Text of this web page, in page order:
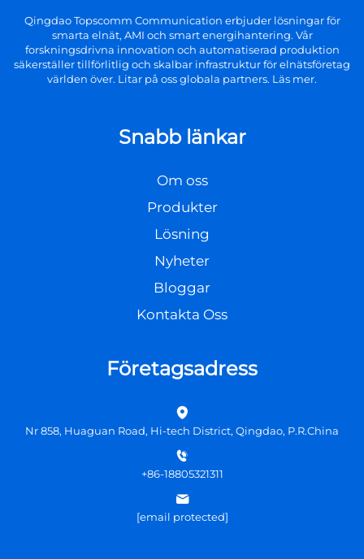
Qingdao Topscomm Communication erbjuder lösningar för
smarta elnät, AMI och smart energihantering. Vår
forskningsdrivna innovation och automatiserad produktion
säkerställer tillförlitlig och skalbar infrastruktur för elnätsföretag
världen över. Litar på oss globala partners. Läs mer.
Snabb länkar
Om oss
Produkter
Lösning
Nyheter
Bloggar
Kontakta Oss
Företagsadress
Nr 858, Huaguan Road, Hi-tech District, Qingdao, P.R.China
+86-18805321311
[email protected]